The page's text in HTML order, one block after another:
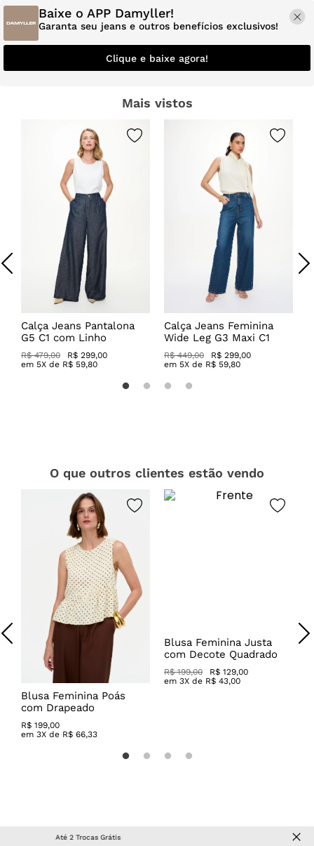
Baixe o APP Damyller!
Garanta seu jeans e outros benefícios exclusivos!
Clique e baixe agora!
Mais vistos
Calça Jeans Pantalona
G5 C1 com Linho
R$ 479,00
R$ 299,00
em 5X de R$ 59,80
Calça Jeans Feminina
Wide Leg G3 Maxi C1
R$ 449,00
R$ 299,00
em 5X de R$ 59,80
O que outros clientes estão vendo
Blusa Feminina Poás
com Drapeado
R$ 199,00
em 3X de R$ 66,33
Blusa Feminina Justa
com Decote Quadrado
R$ 199,00
R$ 129,00
em 3X de R$ 43,00
OUTLET| Peças com descontos especiais!